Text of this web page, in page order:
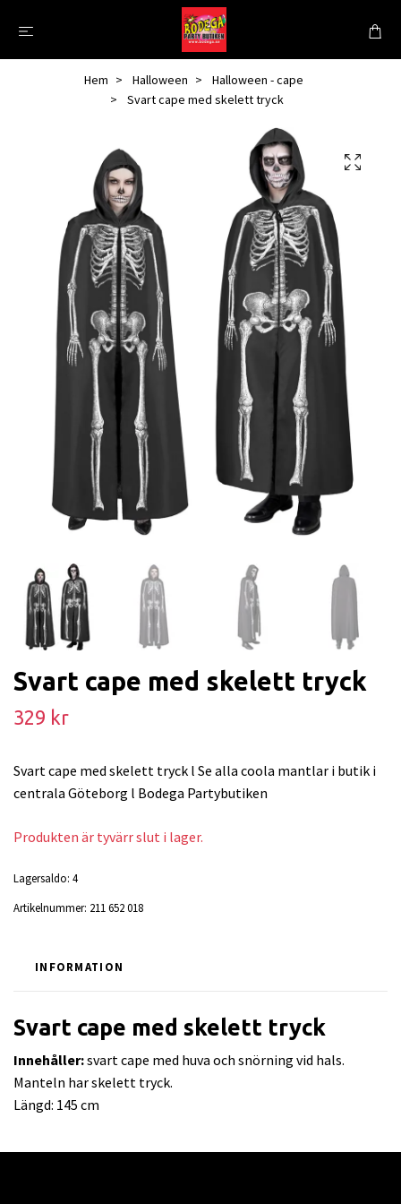
Hem Halloween
Halloween - cape
Svart cape med skelett tryck
Svart cape med skelett tryck
329 kr
Svart cape med skelett tryck l Se alla coola mantlar i butik i
centrala Göteborg l Bodega Partybutiken
Produkten är tyvärr slut i lager.
Lagersaldo: 4
Artikelnummer: 211 652 018
INFORMATION
Svart cape med skelett tryck
Innehåller:svart cape med huva och snörning vid hals.
Manteln har skelett tryck.
Längd: 145 cm